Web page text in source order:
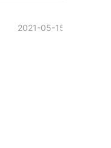
2021-05-15